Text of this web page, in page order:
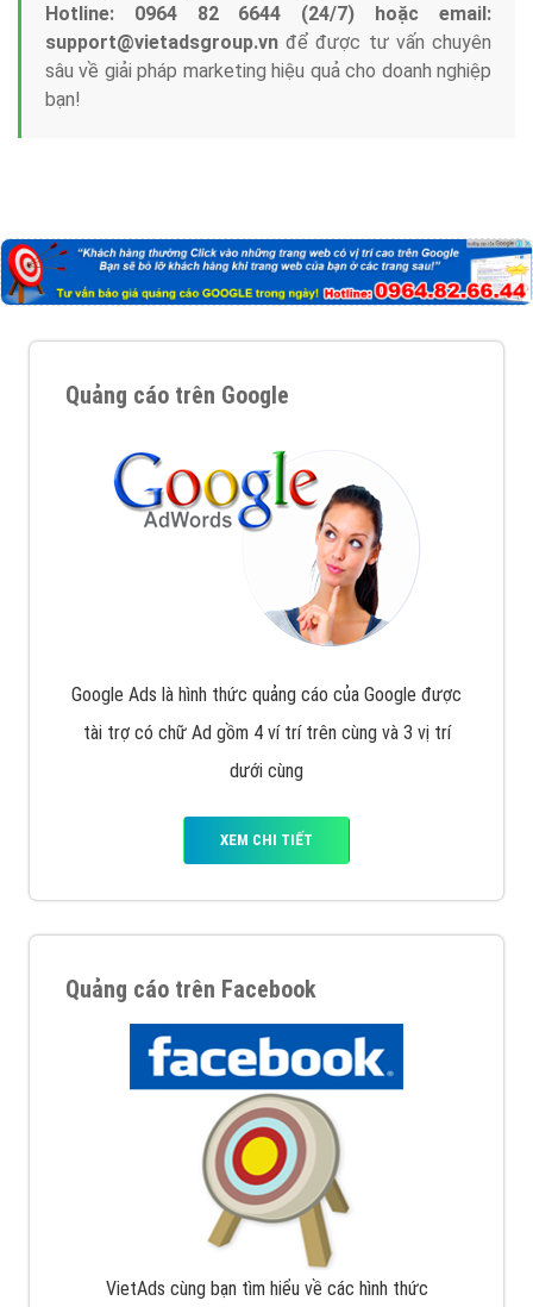
Hotline: 0964 82 6644 (24/7) hoặc email:
support@vietadsgroup.vn để được tư vấn chuyên
sâu về giải pháp marketing hiệu quả cho doanh nghiệp
bạn!
Quảng cáo trên Google
Google Ads là hình thức quảng cáo của Google được
tài trợ có chữ Ad gồm 4 ví trí trên cùng và 3 vị trí
dưới cùng
XEM CHI TIẾT
Quảng cáo trên Facebook
VietAds cùng bạn tìm hiểu về các hình thức